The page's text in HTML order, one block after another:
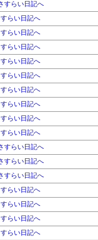
すらい日記へ
らい日記へ
らい日記へ
らい日記へ
らい日記へ
らい日記へ
らい日記へ
らい日記へ
らい日記へ
らい日記へ
すらい日記へ
すらい日記へ
すらい日記へ
らい日記へ
らい日記へ
らい日記へ
らい日記へ